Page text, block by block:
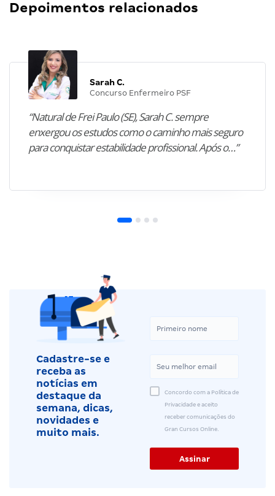
Depoimentos relacionados
Sarah C.
Concurso Enfermeiro PSF
“Natural de Frei Paulo (SE), Sarah C. sempre
enxergou os estudos como o caminho mais seguro
para conquistar estabilidade profissional. Após o…”
Cadastre-se e
receba as
notícias em
destaque da
semana, dicas,
novidades e
muito mais.
Concordo com a Política de
Privacidade e aceito
receber comunicações do
Gran Cursos Online.